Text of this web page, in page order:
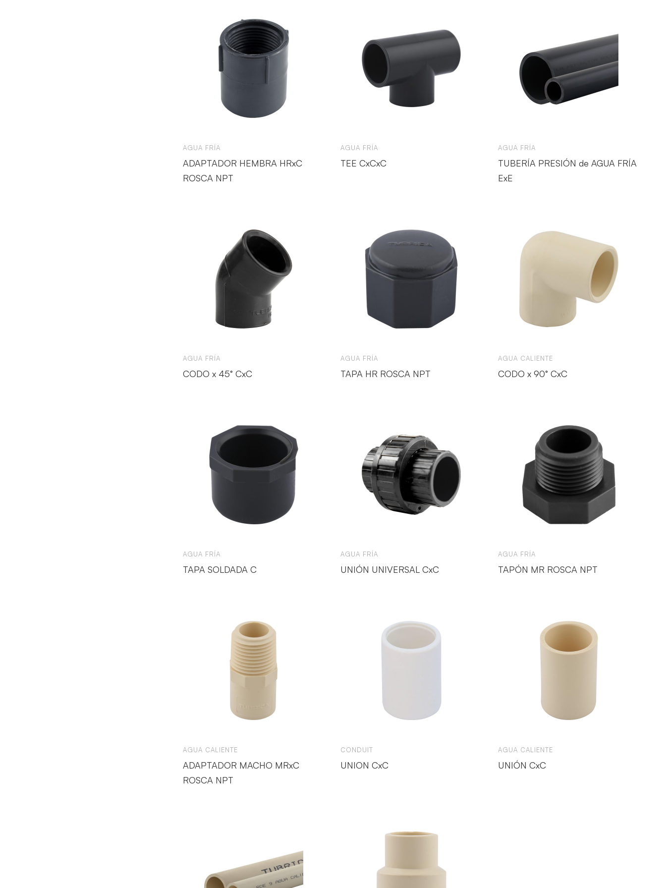
AGUA FRÍA
ADAPTADOR HEMBRA HRxC
ROSCA NPT
AGUA FRÍA
TEE CxCxC
AGUA FRÍA
TUBERÍA PRESIÓN de AGUA FRÍA
ExE
AGUA FRÍA
CODO x 45° CxC
AGUA FRÍA
TAPA HR ROSCA NPT
AGUA CALIENTE
CODO x 90° CxC
AGUA FRÍA
TAPA SOLDADA C
AGUA FRÍA
UNIÓN UNIVERSAL CxC
AGUA FRÍA
TAPÓN MR ROSCA NPT
AGUA CALIENTE
ADAPTADOR MACHO MRxC
ROSCA NPT
CONDUIT
UNION CxC
AGUA CALIENTE
UNIÓN CxC